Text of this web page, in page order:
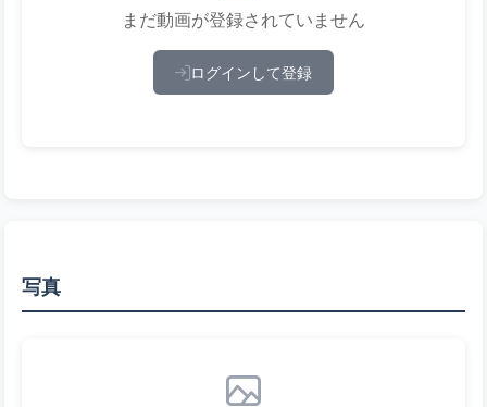
まだ動画が登録されていません
ログインして登録
写真